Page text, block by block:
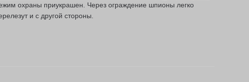
охраны приукрашен. Через ограждение шпионы легко
и с другой стороны.